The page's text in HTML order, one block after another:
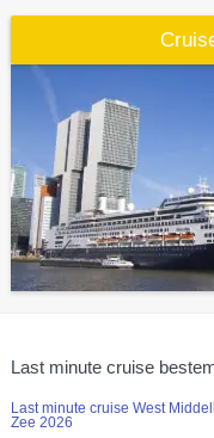
Last minute cruise
Last minute cruise West
Zee 2026